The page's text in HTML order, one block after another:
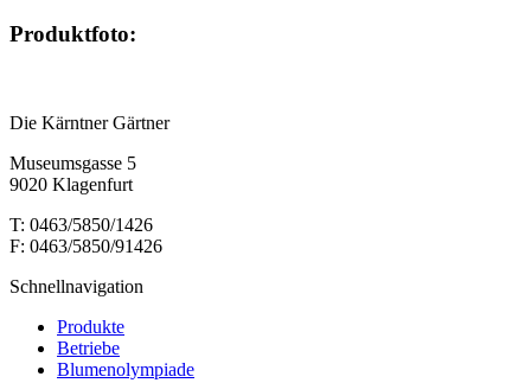
Produktfoto:
Die Kärntner Gärtner
Museumsgasse 5
9020 Klagenfurt
T: 0463/5850/1426
F: 0463/5850/91426
Schnellnavigation
Produkte
Betriebe
Blumenolympiade